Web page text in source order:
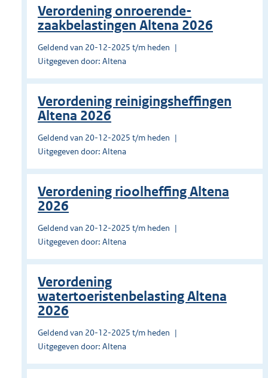
Verordening onroerende-
zaakbelastingen Altena 2026
Geldend van 20-12-2025 t/m heden
Uitgegeven door: Altena
Verordening reinigingsheffingen
Altena 2026
Geldend van 20-12-2025 t/m heden
Uitgegeven door: Altena
Verordening rioolheffing Altena
2026
Geldend van 20-12-2025 t/m heden
Uitgegeven door: Altena
Verordening
watertoeristenbelasting Altena
2026
Geldend van 20-12-2025 t/m heden
Uitgegeven door: Altena